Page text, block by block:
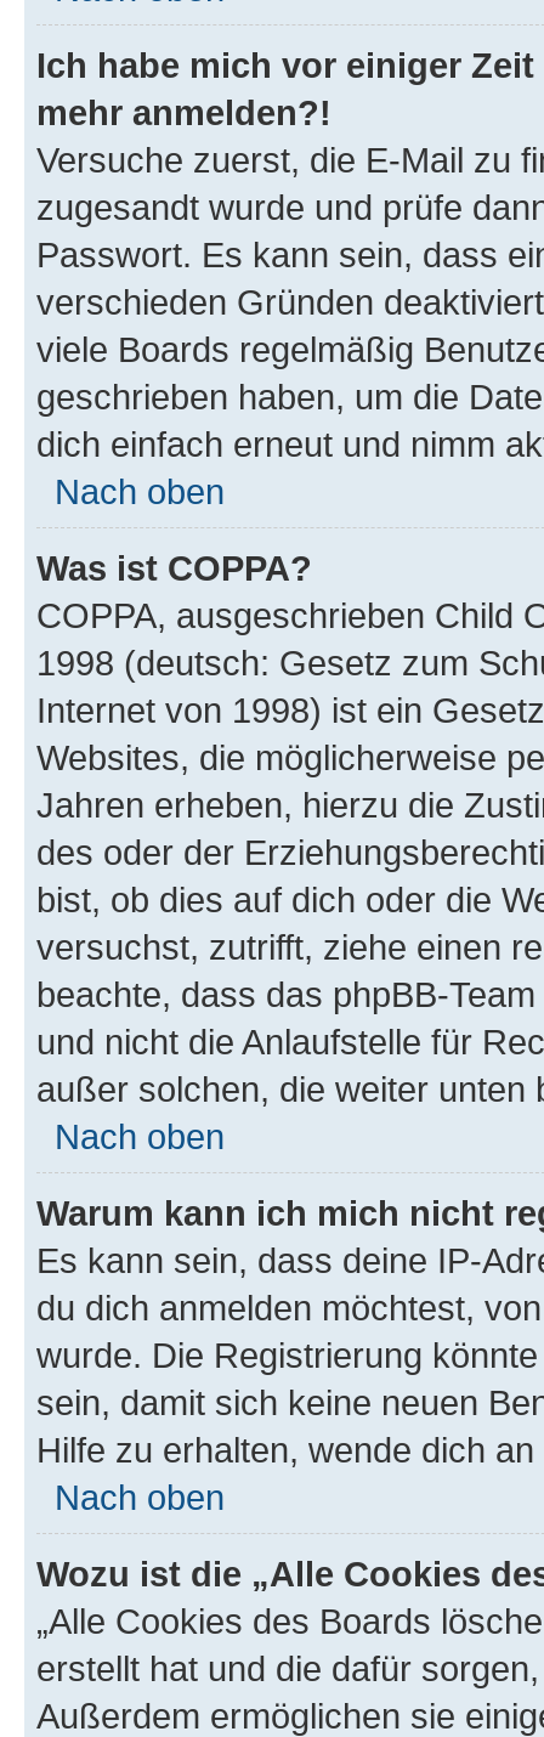
Ich habe mich vor einiger
mehr anmelden?!
Versuche zuerst, die E-Mail zu
zugesandt wurde und prüfe
Passwort. Es kann sein, dass
verschieden Gründen
viele Boards regelmäßig
geschrieben haben, um die
dich einfach erneut und nimm
Nach oben
Was ist COPPA?
COPPA, ausgeschrieben Child
1998 (deutsch: Gesetz zum
Internet von 1998) ist ein
Websites, die möglicherweise
Jahren erheben, hierzu die
des oder der
bist, ob dies auf dich oder die
versuchst, zutrifft, ziehe einen
beachte, dass das phpBB-
und nicht die Anlaufstelle für
außer solchen, die weiter unten
Nach oben
Warum kann ich mich nicht
Es kann sein, dass deine IP-
du dich anmelden möchtest,
wurde. Die Registrierung
sein, damit sich keine neuen
Hilfe zu erhalten, wende dich
Nach oben
Wozu ist die „Alle Cookies
„Alle Cookies des Boards
erstellt hat und die dafür
Außerdem ermöglichen sie